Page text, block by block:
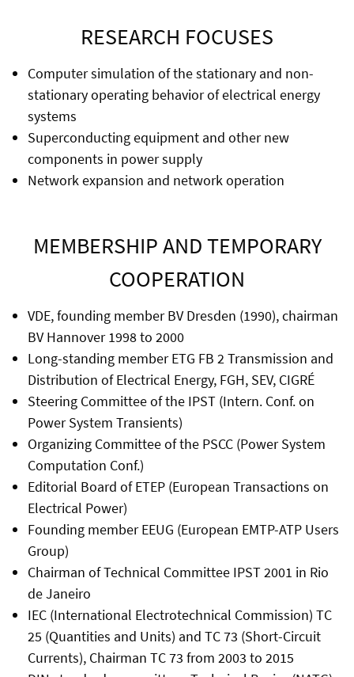
RESEARCH FOCUSES
Computer simulation of the stationary and non-
stationary operating behavior of electrical energy
systems
Superconducting equipment and other new
components in power supply
Network expansion and network operation
MEMBERSHIP AND TEMPORARY
COOPERATION
VDE, founding member BV Dresden (1990), chairman
BV Hannover 1998 to 2000
Long-standing member ETG FB 2 Transmission and
Distribution of Electrical Energy, FGH, SEV, CIGRÉ
Steering Committee of the IPST (Intern. Conf. on
Power System Transients)
Organizing Committee of the PSCC (Power System
Computation Conf.)
Editorial Board of ETEP (European Transactions on
Electrical Power)
Founding member EEUG (European EMTP-ATP Users
Group)
Chairman of Technical Committee IPST 2001 in Rio
de Janeiro
IEC (International Electrotechnical Commission) TC
25 (Quantities and Units) and TC 73 (Short-Circuit
Currents), Chairman TC 73 from 2003 to 2015